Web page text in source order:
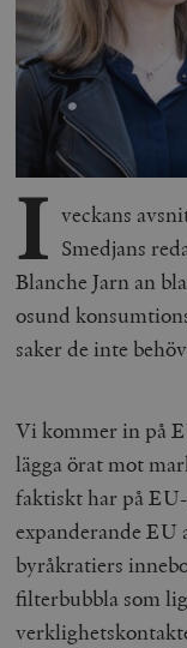
I veckans
Smedjans
Blanche Jarn an
osund
saker de inte
Vi kommer in på
lägga örat mot
faktiskt har på
expanderande EU
byråkratiers
filterbubbla som